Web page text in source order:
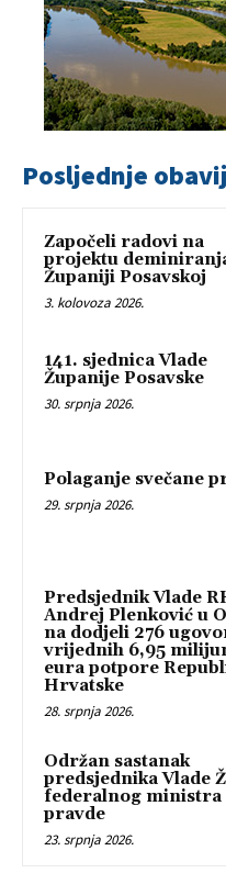
Posljednje
Započeli radovi na
projektu
Županiji Posavskoj
3. kolovoza 2026.
141. sjednica Vlade
Županije Posavske
30. srpnja 2026.
Polaganje svečane
29. srpnja 2026.
Predsjednik Vlade
Andrej Plenković u
na dodjeli 276
vrijednih 6,95
eura potpore
Hrvatske
28. srpnja 2026.
Održan sastanak
predsjednika Vlade
federalnog ministra
pravde
23. srpnja 2026.